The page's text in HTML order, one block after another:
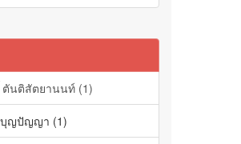
นติสัตยานนท์ (1)
ญปัญญา (1)